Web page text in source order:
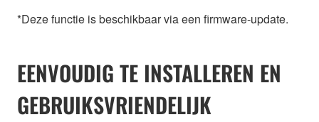
*Deze functie is beschikbaar via een firmware-update.
EENVOUDIG TE INSTALLEREN EN
GEBRUIKSVRIENDELIJK